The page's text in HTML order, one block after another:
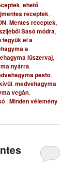
,ehető
receptek,
,Mentes receptek,
Sasó módra,
tegyük el a
a
fűszervaj,
nyárra,
pesto,
,medvehagyma
vegán,
|Minden vélemény